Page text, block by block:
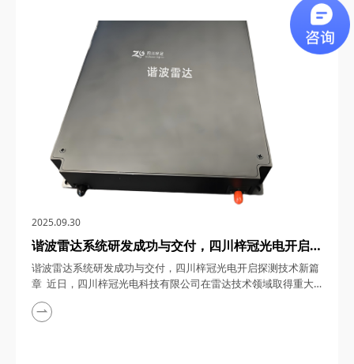
0.5~18GHz微波自动增益控制模块，为5G/6G通信基站、卫星通
信、雷达探测、电子对抗、微波测量与测试设备以及深空探测等
领域带来了革命性的解决方案。下面...
2025.09.30
谐波雷达系统研发成功与交付，四川梓冠光电开启探
测技术新篇章
谐波雷达系统研发成功与交付，四川梓冠光电开启探测技术新篇
章 近日，四川梓冠光电科技有限公司在雷达技术领域取得重大
突破，其自主研发的谐波雷达系统成功完成研发并顺利交付使
用。这一成果不仅彰显了企业在光电技术领域的深厚积累，更为